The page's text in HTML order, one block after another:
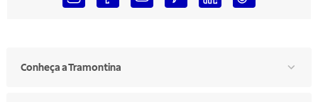
Conheça a Tramontina